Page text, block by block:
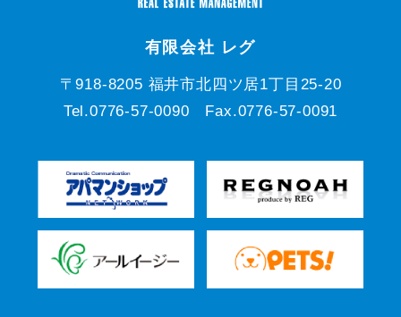
有限会社 レグ
〒918-8205 福井市北四ツ居1丁目25-20
Tel.0776-57-0090 Fax.0776-57-0091